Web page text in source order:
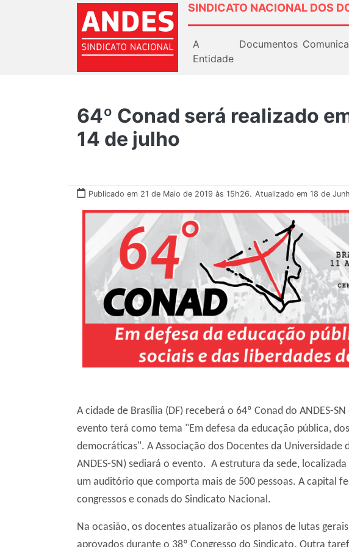
SINDICATO NACIONAL DOS
A
Entidade
Documentos
64º Conad será realizado
14 de julho
Publicado em 21 de Maio de 2019 às 15h26. Atualizado em 18 de
A cidade de Brasília (DF) receberá o 64º Conad do ANDES-
evento terá como tema "Em defesa da educação pública,
democráticas". A Associação dos Docentes da Universidade
ANDES-SN) sediará o evento. A estrutura da sede,
um auditório que comporta mais de 500 pessoas. A capital
congressos e conads do Sindicato Nacional.
Na ocasião, os docentes atualizarão os planos de lutas